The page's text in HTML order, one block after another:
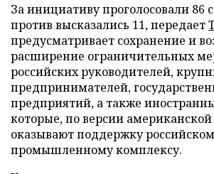
За инициативу проголосовали 86
против высказались 11, передает
предусматривает сохранение и
расширение ограничительных
российских руководителей,
предпринимателей,
предприятий, а также
которые, по версии
оказывают поддержку
промышленному комплексу.